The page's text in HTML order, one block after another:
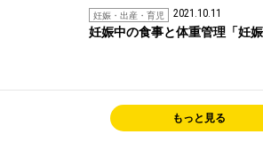
妊娠・出産・育児 2021.10.11
妊娠中の食事と体重管理「妊娠
もっと見る